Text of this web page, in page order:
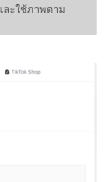
ละใช้ภาพตาม